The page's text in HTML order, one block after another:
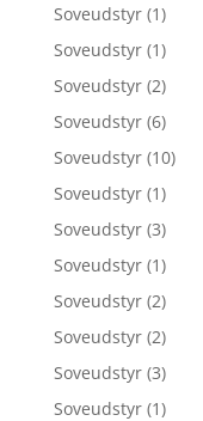
Soveudstyr (1)
Soveudstyr (1)
Soveudstyr (2)
Soveudstyr (6)
Soveudstyr (10)
Soveudstyr (1)
Soveudstyr (3)
Soveudstyr (1)
Soveudstyr (2)
Soveudstyr (2)
Soveudstyr (3)
Soveudstyr (1)